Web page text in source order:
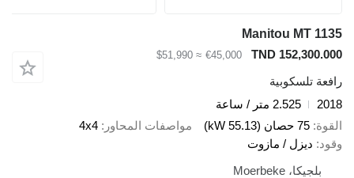
Manitou MT 1135
TND 152,300.000
€45,000
≈ $51,990
رافعة تلسكوبية
2018
2.525 متر / ساعة
القوة 75 حصان (55.13 kW) مواصفات المحاور
4x4
وقود ديزل / مازوت
بلجيكا، Moerbeke